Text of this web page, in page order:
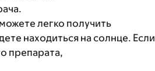
легко получить
находиться на солнце. Если
препарата,